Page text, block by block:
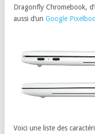
Dragonfly Chromebook,
aussi d’un Google
Voici une liste des